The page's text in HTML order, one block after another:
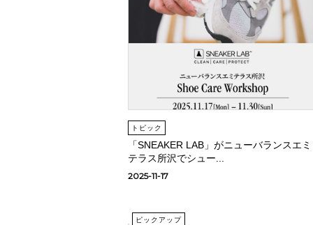
トピック
「SNEAKER LAB」がニューバランスエミ
テラス所沢でシュー...
2025-11-17
ピックアップ